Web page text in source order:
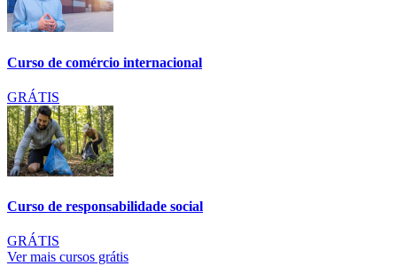
Curso de comércio internacional
GRÁTIS
Curso de responsabilidade social
GRÁTIS
Ver mais cursos grátis